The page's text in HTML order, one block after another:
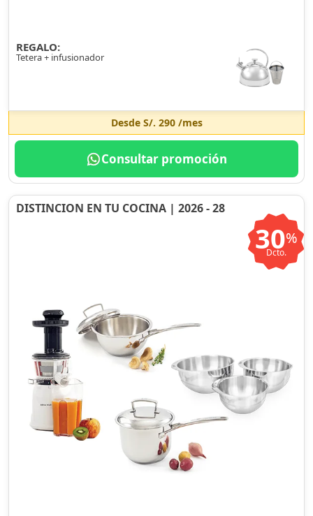
REGALO:
Tetera + infusionador
Desde S/. 290/mes
Consultar promoción
DISTINCION EN TU COCINA | 2026 - 28
30%
Dcto.